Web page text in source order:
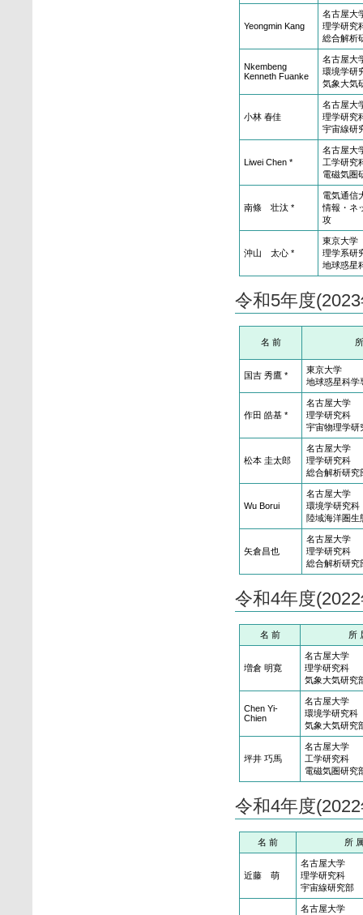
Yeongmin Kang
名古屋大
理学研究
総合解析
Nkembeng
Kenneth Fuanke
名古屋大
環境学研
気象大気
小林 春佳
名古屋大
理学研究
宇宙線研
Liwei Chen *
名古屋大
工学研究
電磁気圏
南條 壮汰 *
電気通信
情報・ネ
攻
沖山 太心 *
東京大学
理学系研
地球惑星
令和5年度
名 前
国吉 秀鷹 *
東京大学
地球惑星科学
作田 皓基 *
名古屋大学
理学研究科
宇宙物理学研
松本 圭太郎
名古屋大学
理学研究科
総合解析研究
Wu Borui
名古屋大学
環境学研究科
陸域海洋圏生
矢倉昌也
名古屋大学
理学研究科
総合解析研究
令和4年度
名 前 所
増倉 明寛
名古屋大学
理学研究科
気象大気研究
Chen Yi-
Chien
名古屋大学
環境学研究科
気象大気研究
坪井 巧馬
名古屋大学
工学研究科
電磁気圏研究
令和4年度
名 前 所
近藤 萌
名古屋大学
理学研究科
宇宙線研究部
名古屋大学